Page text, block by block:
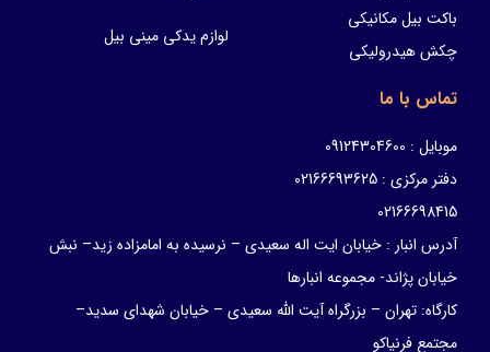
باکت بیل مکانیکی
چکش هیدرولیکی
لوازم یدکی مینی بیل
تماس با ما
موبایل : 09124304600
دفتر مرکزی : 02166693625
02166698415
آدرس انبار : خیابان ایت اله سعیدی – نرسیده به امامزاده زید– نبش
خیابان پژاند- مجموعه انبارها
کارگاه: تهران – بزرگراه آیت الله سعیدی – خیابان شهدای سدید–
مجتمع فرنیاکو